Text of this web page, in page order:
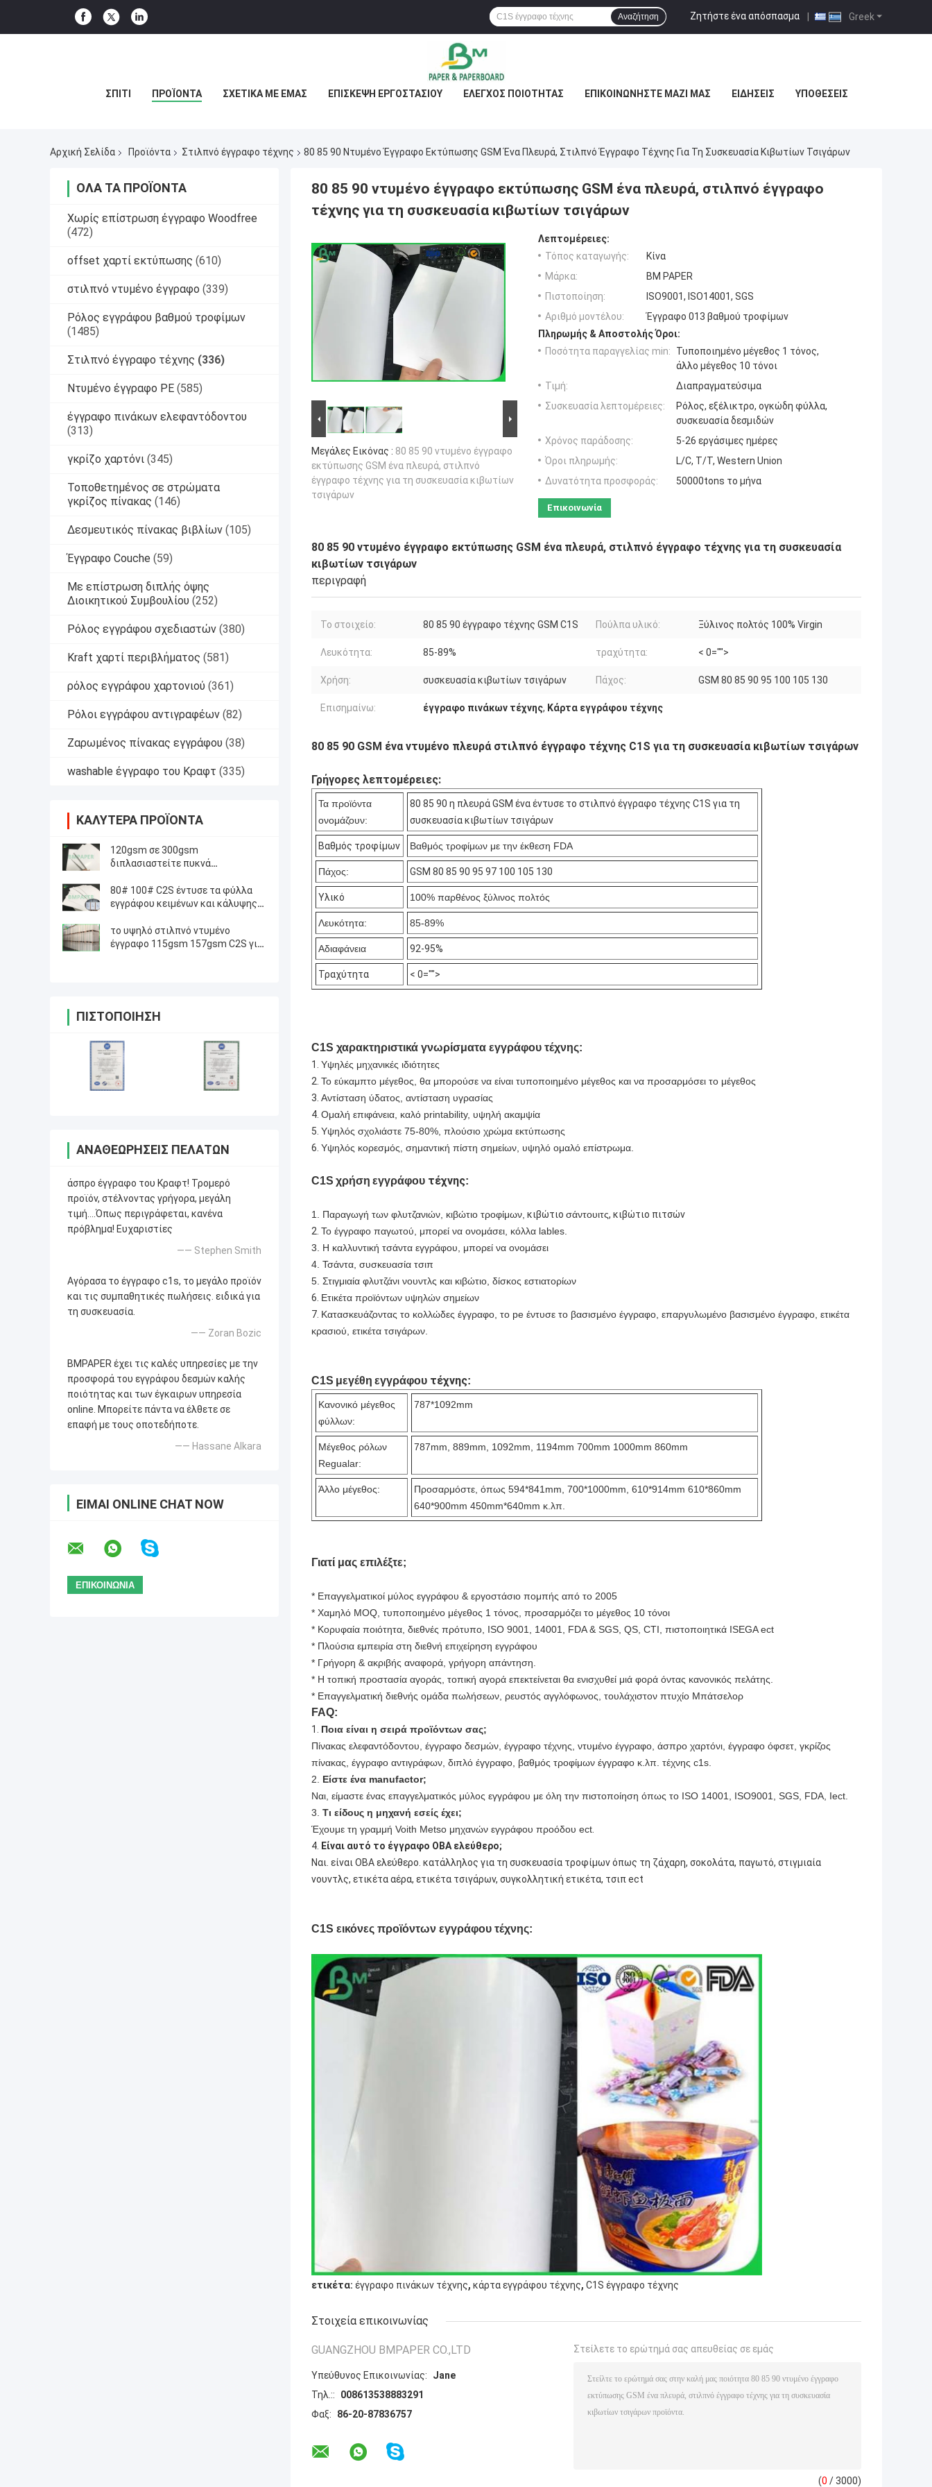
Greek
Ζητήστε ένα απόσπασμα |
Αναζήτηση
ΣΠΊΤΙ ΠΡΟΪΌΝΤΑ ΣΧΕΤΙΚΆ ΜΕ ΕΜΆΣ ΕΠΙΣΚΕΨΉ ΕΡΓΟΣΤΑΣΊΟΥ ΈΛΕΓΧΟΣ ΠΟΙΌΤΗΤΑΣ ΕΠΙΚΟΙΝΩΝΉΣΤΕ ΜΑΖΊ ΜΑΣ ΕΙΔΉΣΕΙΣ ΥΠΟΘΈΣΕΙΣ
Αρχική Σελίδα Προϊόντα Στιλπνό έγγραφο τέχνης 80 85 90 Ντυμένο Έγγραφο Εκτύπωσης GSM Ένα Πλευρά, Στιλπνό Έγγραφο Τέχνης Για Τη Συσκευασία Κιβωτίων Τσιγάρων
ΌΛΑ ΤΑ ΠΡΟΪΌΝΤΑ
Χωρίς επίστρωση έγγραφο Woodfree
(472)
offset χαρτί εκτύπωσης (610)
στιλπνό ντυμένο έγγραφο (339)
Ρόλος εγγράφου βαθμού τροφίμων
(1485)
Στιλπνό έγγραφο τέχνης (336)
Ντυμένο έγγραφο PE (585)
έγγραφο πινάκων ελεφαντόδοντου
(313)
γκρίζο χαρτόνι (345)
Τοποθετημένος σε στρώματα
γκρίζος πίνακας (146)
Δεσμευτικός πίνακας βιβλίων (105)
Έγγραφο Couche (59)
Με επίστρωση διπλής όψης
Διοικητικού Συμβουλίου (252)
Ρόλος εγγράφου σχεδιαστών (380)
Kraft χαρτί περιβλήματος (581)
ρόλος εγγράφου χαρτονιού (361)
Ρόλοι εγγράφου αντιγραφέων (82)
Ζαρωμένος πίνακας εγγράφου (38)
washable έγγραφο του Κραφτ (335)
ΚΑΛΎΤΕΡΑ ΠΡΟΪΌΝΤΑ
120gsm σε 300gsm
διπλασιαστείτε πυκνά
ντυμένο έγγραφο 72 *102cm
τέχνης
80# 100# C2S έντυσε τα φύλλα
εγγράφου κειμένων και κάλυψης
ίντσες
το υψηλό στιλπνό ντυμένο
έγγραφο 115gsm 157gsm C2S για
ΠΙΣΤΟΠΟΊΗΣΗ
ΑΝΑΘΕΩΡΉΣΕΙΣ ΠΕΛΑΤΏΝ
άσπρο έγγραφο του Κραφτ! Τρομερό
προϊόν, στέλνοντας γρήγορα, μεγάλη
τιμή….Όπως περιγράφεται, κανένα
πρόβλημα! Ευχαριστίες
—— Stephen Smith
Αγόρασα το έγγραφο c1s, το μεγάλο προϊόν
και τις συμπαθητικές πωλήσεις. ειδικά για
τη συσκευασία.
—— Zoran Bozic
BMPAPER έχει τις καλές υπηρεσίες με την
προσφορά του εγγράφου δεσμών καλής
ποιότητας και των έγκαιρων υπηρεσία
online. Μπορείτε πάντα να έλθετε σε
επαφή με τους οποτεδήποτε.
—— Hassane Alkara
ΕΊΜΑΙ ONLINE CHAT NOW
80 85 90 ντυμένο έγγραφο εκτύπωσης GSM ένα πλευρά, στιλπνό έγγραφο
τέχνης για τη συσκευασία κιβωτίων τσιγάρων
Μεγάλες Εικόνας : 80 85 90 ντυμένο έγγραφο
εκτύπωσης GSM ένα πλευρά, στιλπνό
έγγραφο τέχνης για τη συσκευασία κιβωτίων
τσιγάρων
Λεπτομέρειες:
Τόπος καταγωγής:
Κίνα
Μάρκα:
BM PAPER
Πιστοποίηση:
ISO9001, ISO14001, SGS
Αριθμό μοντέλου:
Έγγραφο 013 βαθμού τροφίμων
Πληρωμής & Αποστολής Όροι:
Ποσότητα παραγγελίας min:
Τυποποιημένο μέγεθος 1 τόνος,
άλλο μέγεθος 10 τόνοι
Τιμή:
Διαπραγματεύσιμα
Συσκευασία λεπτομέρειες:
Ρόλος, εξέλικτρο, ογκώδη φύλλα,
συσκευασία δεσμιδών
Χρόνος παράδοσης:
5-26 εργάσιμες ημέρες
Όροι πληρωμής:
L/C, T/T, Western Union
Δυνατότητα προσφοράς:
50000tons το μήνα
Επικοινωνία
80 85 90 ντυμένο έγγραφο εκτύπωσης GSM ένα πλευρά, στιλπνό έγγραφο τέχνης για τη συσκευασία
κιβωτίων τσιγάρων
περιγραφή
Το στοιχείο: 80 85 90 έγγραφο τέχνης GSM C1S Πούλπα υλικό: Ξύλινος πολτός 100% Virgin
Λευκότητα: 85-89% τραχύτητα: < 0="">
Χρήση: συσκευασία κιβωτίων τσιγάρων Πάχος: GSM 80 85 90 95 100 105 130
Επισημαίνω: έγγραφο πινάκων τέχνης, Κάρτα εγγράφου τέχνης
80 85 90 GSM ένα ντυμένο πλευρά στιλπνό έγγραφο τέχνης C1S για τη συσκευασία κιβωτίων τσιγάρων
Γρήγορες λεπτομέρειες:
Τα προϊόντα
ονομάζουν:
80 85 90 η πλευρά GSM ένα έντυσε το στιλπνό έγγραφο τέχνης C1S για τη
συσκευασία κιβωτίων τσιγάρων
Βαθμός τροφίμων Βαθμός τροφίμων με την έκθεση FDA
Πάχος: GSM 80 85 90 95 97 100 105 130
Υλικό 100% παρθένος ξύλινος πολτός
Λευκότητα: 85-89%
Αδιαφάνεια 92-95%
Τραχύτητα < 0="">
C1S χαρακτηριστικά γνωρίσματα εγγράφου τέχνης:
1. Υψηλές μηχανικές ιδιότητες
2. Το εύκαμπτο μέγεθος, θα μπορούσε να είναι τυποποιημένο μέγεθος και να προσαρμόσει το μέγεθος
3. Αντίσταση ύδατος, αντίσταση υγρασίας
4. Ομαλή επιφάνεια, καλό printability, υψηλή ακαμψία
5. Υψηλός σχολιάστε 75-80%, πλούσιο χρώμα εκτύπωσης
6. Υψηλός κορεσμός, σημαντική πίστη σημείων, υψηλό ομαλό επίστρωμα.
C1S χρήση εγγράφου τέχνης:
1. Παραγωγή των φλυτζανιών, κιβώτιο τροφίμων, κιβώτιο σάντουιτς, κιβώτιο πιτσών
2. Το έγγραφο παγωτού, μπορεί να ονομάσει, κόλλα lables.
3. Η καλλυντική τσάντα εγγράφου, μπορεί να ονομάσει
4. Τσάντα, συσκευασία τσιπ
5. Στιγμιαία φλυτζάνι νουντλς και κιβώτιο, δίσκος εστιατορίων
6. Ετικέτα προϊόντων υψηλών σημείων
7. Κατασκευάζοντας το κολλώδες έγγραφο, το pe έντυσε το βασισμένο έγγραφο, επαργυλωμένο βασισμένο έγγραφο, ετικέτα
κρασιού, ετικέτα τσιγάρων.
C1S μεγέθη εγγράφου τέχνης:
Κανονικό μέγεθος
φύλλων:
787*1092mm
Μέγεθος ρόλων
Regualar:
787mm, 889mm, 1092mm, 1194mm 700mm 1000mm 860mm
Άλλο μέγεθος:
Προσαρμόστε, όπως 594*841mm, 700*1000mm, 610*914mm 610*860mm
640*900mm 450mm*640mm κ.λπ.
Γιατί μας επιλέξτε;
* Επαγγελματικοί μύλος εγγράφου & εργοστάσιο πομπής από το 2005
* Χαμηλό MOQ, τυποποιημένο μέγεθος 1 τόνος, προσαρμόζει το μέγεθος 10 τόνοι
* Κορυφαία ποιότητα, διεθνές πρότυπο, ISO 9001, 14001, FDA & SGS, QS, CTI, πιστοποιητικά ISEGA ect
* Πλούσια εμπειρία στη διεθνή επιχείρηση εγγράφου
* Γρήγορη & ακριβής αναφορά, γρήγορη απάντηση.
* Η τοπική προστασία αγοράς, τοπική αγορά επεκτείνεται θα ενισχυθεί μιά φορά όντας κανονικός πελάτης.
* Επαγγελματική διεθνής ομάδα πωλήσεων, ρευστός αγγλόφωνος, τουλάχιστον πτυχίο Μπάτσελορ
FAQ:
1. Ποια είναι η σειρά προϊόντων σας;
Πίνακας ελεφαντόδοντου, έγγραφο δεσμών, έγγραφο τέχνης, ντυμένο έγγραφο, άσπρο χαρτόνι, έγγραφο όφσετ, γκρίζος
πίνακας, έγγραφο αντιγράφων, διπλό έγγραφο, βαθμός τροφίμων έγγραφο κ.λπ. τέχνης c1s.
2. Είστε ένα manufactor;
Ναι, είμαστε ένας επαγγελματικός μύλος εγγράφου με όλη την πιστοποίηση όπως το ISO 14001, ISO9001, SGS, FDA, Iect.
3. Τι είδους η μηχανή εσείς έχει;
Έχουμε τη γραμμή Voith Metso μηχανών εγγράφου προόδου ect.
4. Είναι αυτό το έγγραφο OBA ελεύθερο;
Ναι. είναι OBA ελεύθερο. κατάλληλος για τη συσκευασία τροφίμων όπως τη ζάχαρη, σοκολάτα, παγωτό, στιγμιαία
νουντλς, ετικέτα αέρα, ετικέτα τσιγάρων, συγκολλητική ετικέτα, τσιπ ect
C1S εικόνες προϊόντων εγγράφου τέχνης:
ετικέτα: έγγραφο πινάκων τέχνης, κάρτα εγγράφου τέχνης, C1S έγγραφο τέχνης
Στοιχεία επικοινωνίας
GUANGZHOU BMPAPER CO.,LTD
Υπεύθυνος Επικοινωνίας:
Jane
Τηλ.::
008613538883291
Φαξ:
86-20-87836757
Στείλετε το ερώτημά σας απευθείας σε εμάς
(0 / 3000)